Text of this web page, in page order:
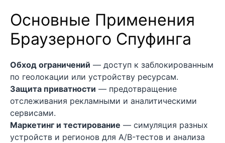
Основные Применения
Браузерного Спуфинга
Обход ограничений — доступ к заблокированным
по геолокации или устройству ресурсам.
Защита приватности — предотвращение
отслеживания рекламными и аналитическими
сервисами.
Маркетинг и тестирование — симуляция разных
устройств и регионов для A/B-тестов и анализа